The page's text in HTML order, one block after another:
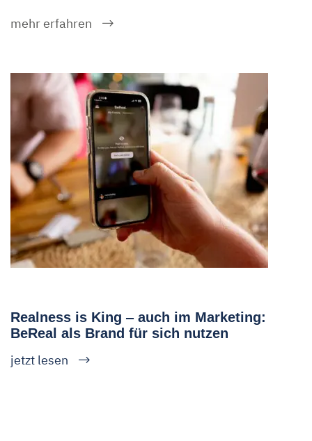
Realness is King ‒ auch im Marketing:
BeReal als Brand für sich nutzen
jetzt lesen
mehr erfahren